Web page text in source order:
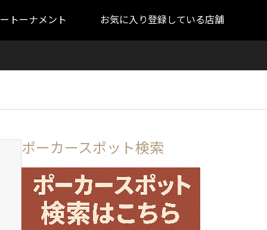
トーナメント お気に入り登録している店舗
ポーカースポット検索